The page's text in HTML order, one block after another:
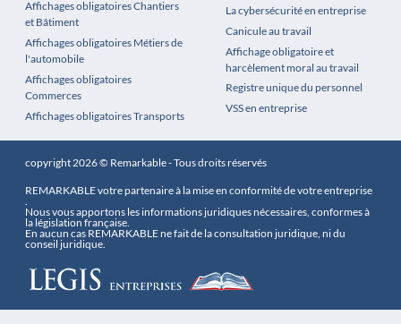
Affichages obligatoires Chantiers
et Bâtiment
Affichages obligatoires Métiers de
l'automobile
Affichages obligatoires
Commerces
Affichages obligatoires Transports
La cybersécurité en entreprise
Canicule au travail
Affichage obligatoire et
harcèlement moral au travail
Registre unique du personnel
VSS en entreprise
copyright 2026 © Remarkable - Tous droits réservés
REMARKABLE votre partenaire à la mise en conformité de votre entreprise
.
Nous vous apportons les informations juridiques nécessaires, conformes à
la législation française.
En aucun cas REMARKABLE ne fait de la consultation juridique, ni du
conseil juridique.